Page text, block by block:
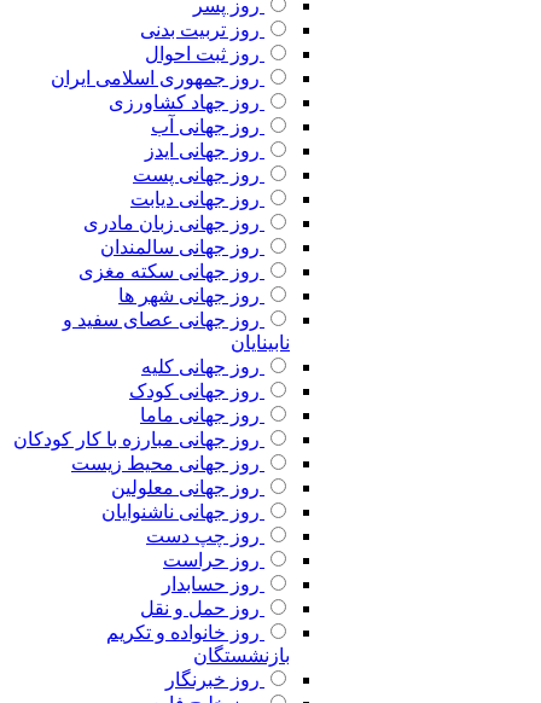
روز پسر
روز تربیت بدنی
روز ثبت احوال
روز جمهوری اسلامی ایران
روز جهاد کشاورزی
روز جهانی آب
روز جهانی ایدز
روز جهانی پست
روز جهانی دیابت
روز جهانی زبان مادری
روز جهانی سالمندان
روز جهانی سکته مغزی
روز جهانی شهر ها
روز جهانی عصای سفید و
نابینایان
روز جهانی کلیه
روز جهانی کودک
روز جهانی ماما
روز جهانی مبارزه با کار کودکان
روز جهانی محیط زیست
روز جهانی معلولین
روز جهانی ناشنوایان
روز چپ دست
روز حراست
روز حسابدار
روز حمل و نقل
روز خانواده و تکریم
بازنشستگان
روز خبرنگار